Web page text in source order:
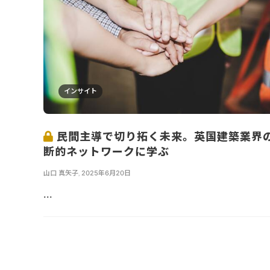
インサイト
民間主導で切り拓く未来。英国建築業界
断的ネットワークに学ぶ
山口 真矢子 2025年6月20日
...